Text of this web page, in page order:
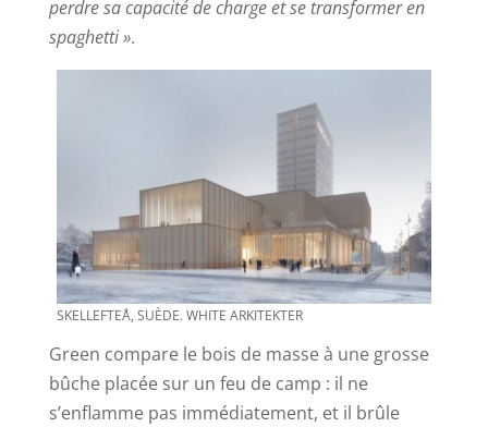
perdre sa capacité de charge et se transformer en
spaghetti ».
SKELLEFTEÅ, SUÈDE. WHITE ARKITEKTER
Green compare le bois de masse à une grosse
bûche placée sur un feu de camp : il ne
s’enflamme pas immédiatement, et il brûle